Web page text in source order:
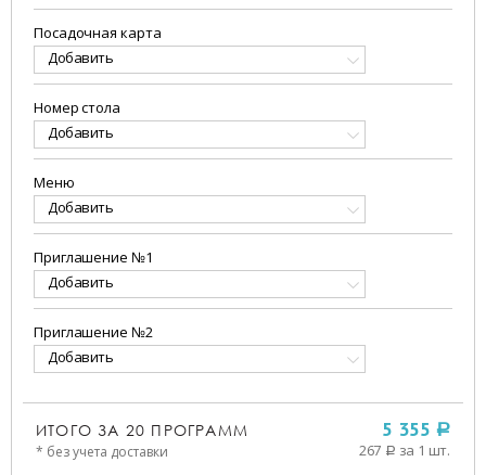
Посадочная карта
Добавить
Номер стола
Добавить
Меню
Добавить
Приглашение №1
Добавить
Приглашение №2
Добавить
ИТОГО ЗА 20 ПРОГРАММ
* без учета доставки
5 355 a
267 a за 1 шт.